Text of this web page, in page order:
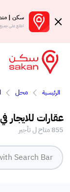
سكن |
اطلع على جميع
بالعمولة
الرئيسية محل
عقارات للايجار
855 متاح ل تأجير